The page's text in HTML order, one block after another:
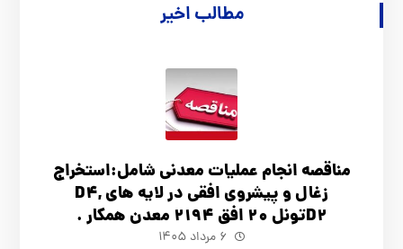
مطالب اخیر
مناقصه انجام عملیات معدنی شامل:استخراج
زغال و پیشروی افقی در لایه های D4,
D2تونل 20 افق 2194 معدن همکار .
۶ مرداد ۱۴۰۵